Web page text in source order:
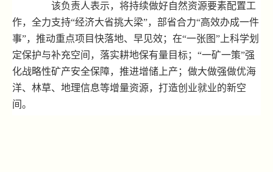
该负责人表示，将持续做好自然资源要素配置工
作，全力支持“经济大省挑大梁”，部省合力“高效办成一件
事”，推动重点项目快落地、早见效；在“一张图”上科学划
定保护与补充空间，落实耕地保有量目标；“一矿一策”强
化战略性矿产安全保障，推进增储上产；做大做强做优海
洋、林草、地理信息等增量资源，打造创业就业的新空
间。